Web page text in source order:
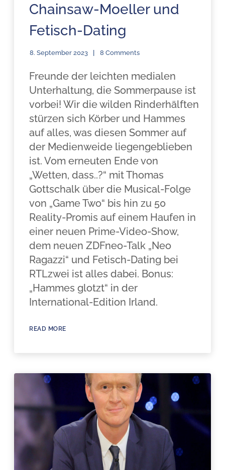
Chainsaw-Moeller und
Fetisch-Dating
8. September 2023 8 Comments
Freunde der leichten medialen
Unterhaltung, die Sommerpause ist
vorbei! Wir die wilden Rinderhälften
stürzen sich Körber und Hammes
auf alles, was diesen Sommer auf
der Medienweide liegengeblieben
ist. Vom erneuten Ende von
„Wetten, dass..?“ mit Thomas
Gottschalk über die Musical-Folge
von „Game Two“ bis hin zu 50
Reality-Promis auf einem Haufen in
einer neuen Prime-Video-Show,
dem neuen ZDFneo-Talk „Neo
Ragazzi“ und Fetisch-Dating bei
RTLzwei ist alles dabei. Bonus:
„Hammes glotzt“ in der
International-Edition Irland.
READ MORE